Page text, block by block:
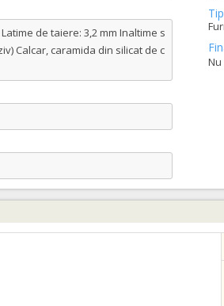
de taiere: 3,2 mm Inaltime s
Calcar, caramida din silicat de c
Nu